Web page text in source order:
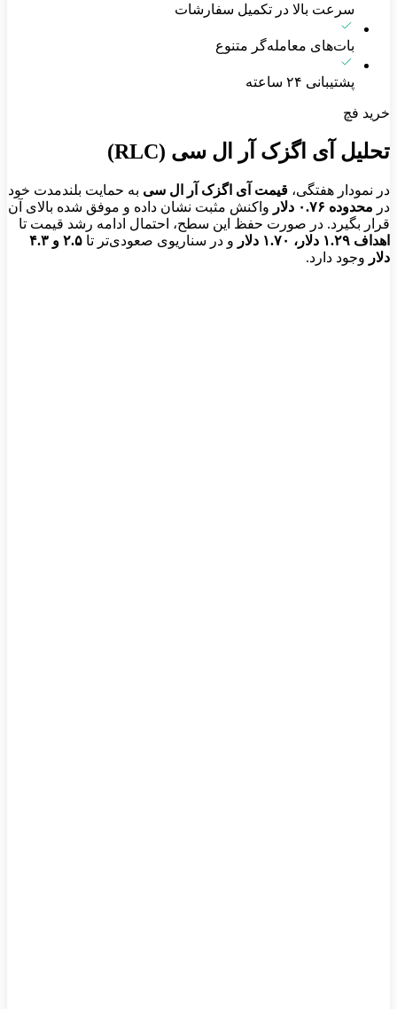
سرعت بالا در تکمیل سفارشات
بات‌های معامله‌گر متنوع
پشتیبانی ۲۴ ساعته
خرید فچ
تحلیل آی اگزک آر ال سی (RLC)
در نمودار هفتگی، قیمت آی اگزک آر ال سی به حمایت بلندمدت خود
در محدوده ۰.۷۶ دلار
واکنش مثبت نشان داده و موفق شده بالای آن
قرار بگیرد. در صورت حفظ این سطح، احتمال ادامه رشد قیمت تا
اهداف ۱.۲۹ دلار، ۱.۷۰ دلار
و در سناریوی صعودی‌تر تا
۲.۵ و ۴.۳
دلار وجود دارد.